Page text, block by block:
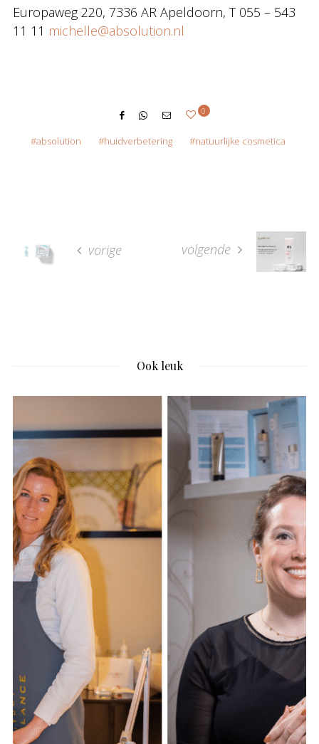
Europaweg 220, 7336 AR Apeldoorn, T 055 – 543
11 11 michelle@absolution.nl
0
absolution huidverbetering natuurlijke cosmetica
vorige volgende
Ook leuk